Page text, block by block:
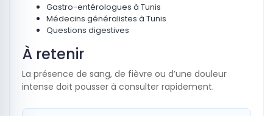
Gastro-entérologues à Tunis
Médecins généralistes à Tunis
Questions digestives
À retenir
La présence de sang, de fièvre ou d’une douleur
intense doit pousser à consulter rapidement.